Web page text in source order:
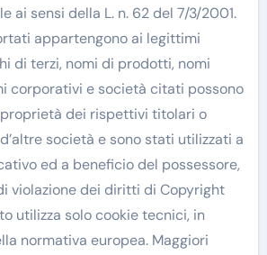
ai sensi della L. n. 62 del 7/3/2001.
appartengono ai legittimi
di terzi, nomi di prodotti, nomi
corporativi e società citati possono
dei rispettivi titolari o
società e sono stati utilizzati a
ed a beneficio del possessore,
violazione dei diritti di Copyright
utilizza solo cookie tecnici, in
normativa europea. Maggiori